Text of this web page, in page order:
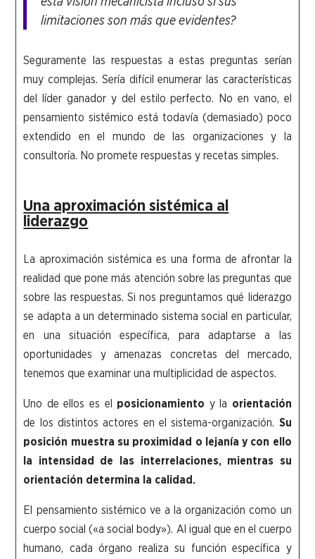
limitaciones son más que evidentes?
Seguramente las respuestas a estas preguntas serían
muy complejas. Sería difícil enumerar las características
del líder ganador y del estilo perfecto. No en vano, el
pensamiento sistémico está todavía (demasiado) poco
extendido en el mundo de las organizaciones y la
consultoría. No promete respuestas y recetas simples.
Una aproximación sistémica al
liderazgo
La aproximación sistémica es una forma de afrontar la
realidad que pone más atención sobre las preguntas que
sobre las respuestas. Si nos preguntamos qué liderazgo
se adapta a un determinado sistema social en particular,
en una situación específica, para adaptarse a las
oportunidades y amenazas concretas del mercado,
tenemos que examinar una multiplicidad de aspectos.
Uno de ellos es el posicionamiento y la orientación
de los distintos actores en el sistema-organización. Su
posición muestra su proximidad o lejanía y con ello
la intensidad de las interrelaciones, mientras su
orientación determina la calidad.
El pensamiento sistémico ve a la organización como un
cuerpo social («a social body»). Al igual que en el cuerpo
humano, cada órgano realiza su función específica y